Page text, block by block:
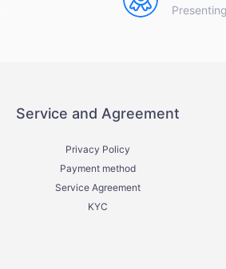
Service and Agreement
Privacy Policy
Payment method
Service Agreement
KYC